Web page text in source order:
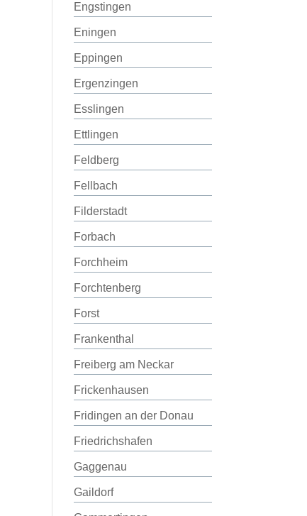
Engstingen
Eningen
Eppingen
Ergenzingen
Esslingen
Ettlingen
Feldberg
Fellbach
Filderstadt
Forbach
Forchheim
Forchtenberg
Forst
Frankenthal
Freiberg am Neckar
Frickenhausen
Fridingen an der Donau
Friedrichshafen
Gaggenau
Gaildorf